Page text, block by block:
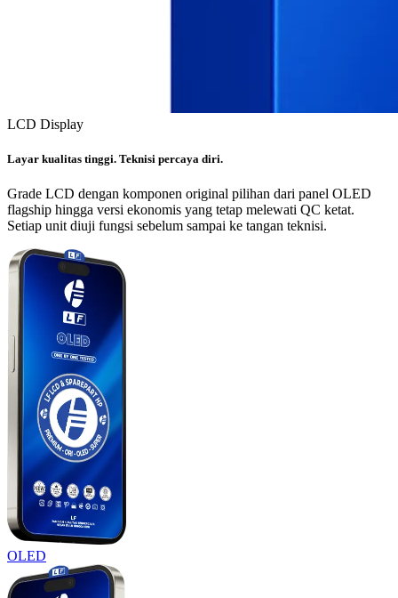
LCD Display
Layar kualitas tinggi. Teknisi percaya diri.
Grade LCD dengan komponen original pilihan dari panel OLED
flagship hingga versi ekonomis yang tetap melewati QC ketat.
Setiap unit diuji fungsi sebelum sampai ke tangan teknisi.
OLED